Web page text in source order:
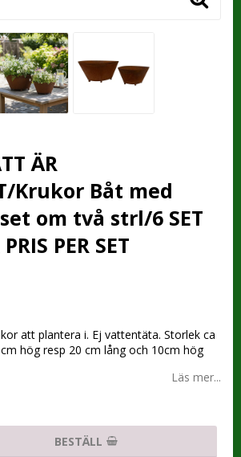
ÄR
Krukor Båt med
om två strl/6 SET
PER SET
att plantera i. Ej vattentäta. Storlek ca
hög resp 20 cm lång och 10cm hög
Läs mer...
BESTÄLL